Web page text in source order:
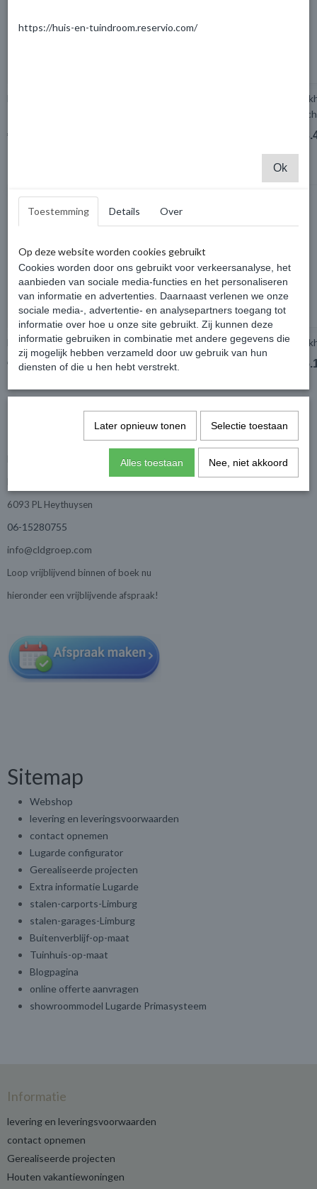
€ 2.296,15
€
Blokhut met overkapping Wehl 400x400cm + 300cm Rechts
€ 4.871,60 € 5.128,00
€
De showroom bezoeken? Dat kan!
6093 PL Heythuysen
06-15280755
info@cldgroep.com
Loop vrijblijvend binnen of boek nu
hieronder een vrijblijvende afspraak!
Sitemap
Webshop
levering en leveringsvoorwaarden
contact opnemen
Lugarde configurator
Gerealiseerde projecten
Extra informatie Lugarde
stalen-carports-Limburg
stalen-garages-Limburg
Buitenverblijf-op-maat
Tuinhuis-op-maat
Blogpagina
online offerte aanvragen
showroommodel Lugarde Primasysteem
Informatie
levering en leveringsvoorwaarden
contact opnemen
Gerealiseerde projecten
Houten vakantiewoningen
https://huis-en-tuindroom.reservio.com/
Ok
Toestemming Details Over
Op deze website worden cookies gebruikt
Cookies worden door ons gebruikt voor verkeersanalyse, het
aanbieden van sociale media-functies en het personaliseren
van informatie en advertenties. Daarnaast verlenen we onze
sociale media-, advertentie- en analysepartners toegang tot
informatie over hoe u onze site gebruikt. Zij kunnen deze
informatie gebruiken in combinatie met andere gegevens die
zij mogelijk hebben verzameld door uw gebruik van hun
diensten of die u hen hebt verstrekt.
Later opnieuw tonen Selectie toestaan
Alles toestaan Nee, niet akkoord